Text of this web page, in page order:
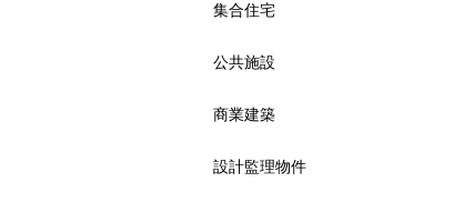
集合住宅
公共施設
商業建築
設計監理物件